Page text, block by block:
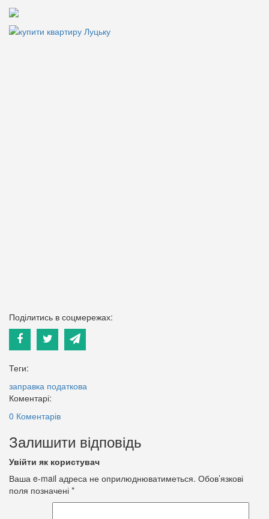
Поділитись в соцмережах:
Теги:
заправка податкова
Коментарі:
0 Коментарів
Залишити відповідь
Увійти як користувач
Ваша e-mail адреса не оприлюднюватиметься. Обов’язкові
поля позначені *